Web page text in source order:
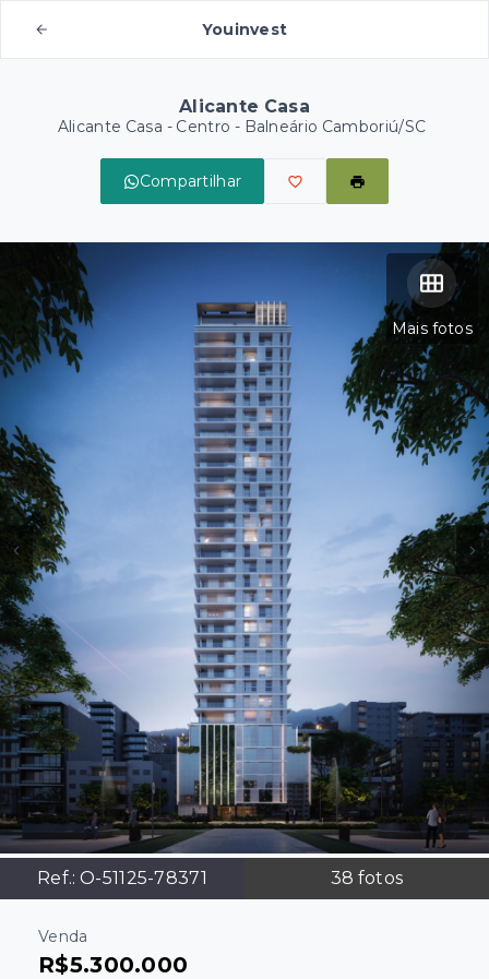
Youinvest
Alicante Casa
Alicante Casa - Centro - Balneário Camboriú/SC
Compartilhar
Mais fotos
Ref.:O-51125-78371 38 fotos
Venda
R$5.300.000